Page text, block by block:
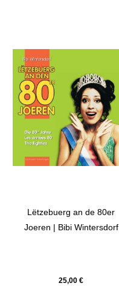
Lëtzebuerg an de 80er
Joeren | Bibi Wintersdorf
25,00€